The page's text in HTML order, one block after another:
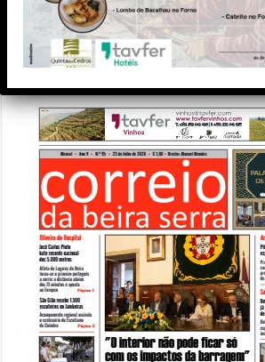
Edição Impressa